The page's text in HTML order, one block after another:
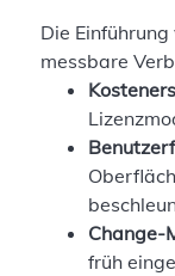
Die
messbare
Change-
früh